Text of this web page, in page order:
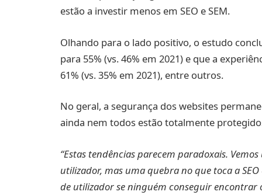
estão a investir menos em SEO e SEM.
Olhando para o lado positivo, o estudo
para 55% (vs. 46% em 2021) e que a
61% (vs. 35% em 2021), entre outros.
No geral, a segurança dos websites
ainda nem todos estão totalmente
“Estas tendências parecem paradoxais.
utilizador, mas uma quebra no que toca a
de utilizador se ninguém conseguir encontrar